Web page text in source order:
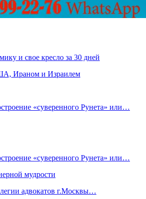
и свое кресло за 30 дней
Ираном и Израилем
«суверенного Рунета» или…
«суверенного Рунета» или…
мудрости
адвокатов г.Москвы…